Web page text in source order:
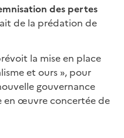
des pertes
de la prédation de
la mise en place
et ours », pour
gouvernance
en œuvre concertée de